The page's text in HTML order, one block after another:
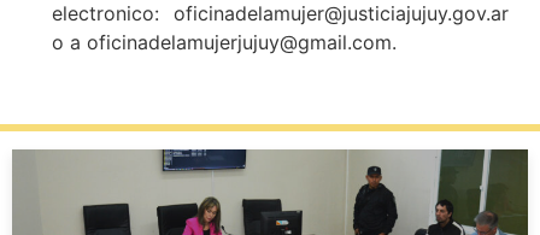
electronico: oficinadelamujer@justiciajujuy.gov.ar
o a oficinadelamujerjujuy@gmail.com.